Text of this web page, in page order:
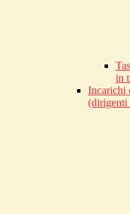
in
Incarichi
(dirigenti